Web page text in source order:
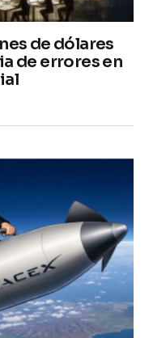
de dólares
de errores en